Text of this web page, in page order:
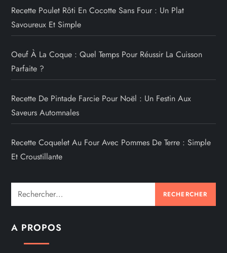
Recette Poulet Rôti En Cocotte Sans Four : Un Plat
Savoureux Et Simple
Oeuf À La Coque : Quel Temps Pour Réussir La Cuisson
Parfaite ?
Recette De Pintade Farcie Pour Noël : Un Festin Aux
Saveurs Automnales
Recette Coquelet Au Four Avec Pommes De Terre : Simple
Et Croustillante
Rechercher :
A PROPOS